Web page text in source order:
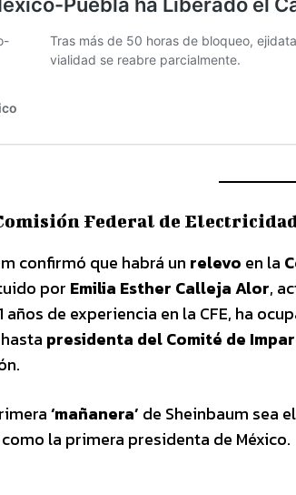
Federal de Electricidad
confirmó que habrá un relevo en la
por Emilia Esther Calleja Alor,
años de experiencia en la CFE, ha
hasta presidenta del Comité de
‘mañanera’ de Sheinbaum sea el
la primera presidenta de México.